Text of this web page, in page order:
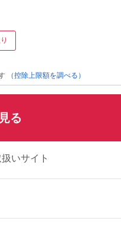
（控除上限額を調べる）
る
いサイト